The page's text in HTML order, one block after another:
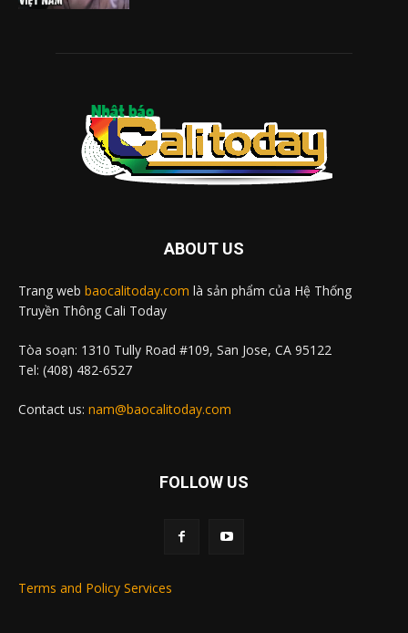
ABOUT US
Trang web baocalitoday.com là sản phẩm của Hệ Thống
Truyền Thông Cali Today
Tòa soạn: 1310 Tully Road #109, San Jose, CA 95122
Tel: (408) 482-6527
Contact us: nam@baocalitoday.com
FOLLOW US
Terms and Policy Services